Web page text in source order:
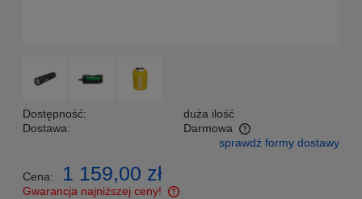
Dostępność:
duża ilość
Dostawa:
Darmowa
Cena nie zawiera ewentualnych kosztów płatnościsprawdź formy dostawy
Cena: 1 159,00 zł
Gwarancja najniższej ceny!